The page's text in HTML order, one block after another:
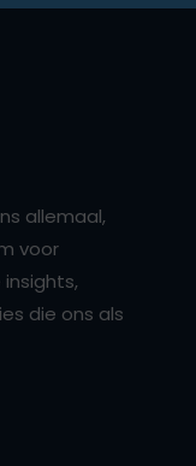
allemaal,
voor
die ons als